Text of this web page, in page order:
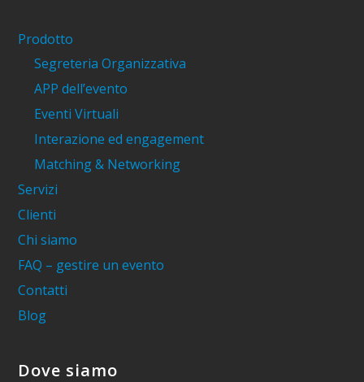
Prodotto
Segreteria Organizzativa
APP dell’evento
Eventi Virtuali
Interazione ed engagement
Matching & Networking
Servizi
Clienti
Chi siamo
FAQ – gestire un evento
Contatti
Blog
Dove siamo